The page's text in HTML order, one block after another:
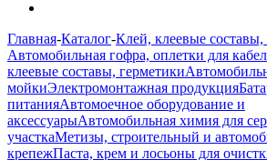
Главная-Каталог-Клей, клеевые составы,
Автомобильная гофра, оплетки для
клеевые составы, герметики
мойкиЭлектромонтажная продукция
питанияАвтомоечное оборудование и
аксессуарыАвтомобильная химия для
участкаМетизы, строительный и
крепежПаста, крем и лосьоны для